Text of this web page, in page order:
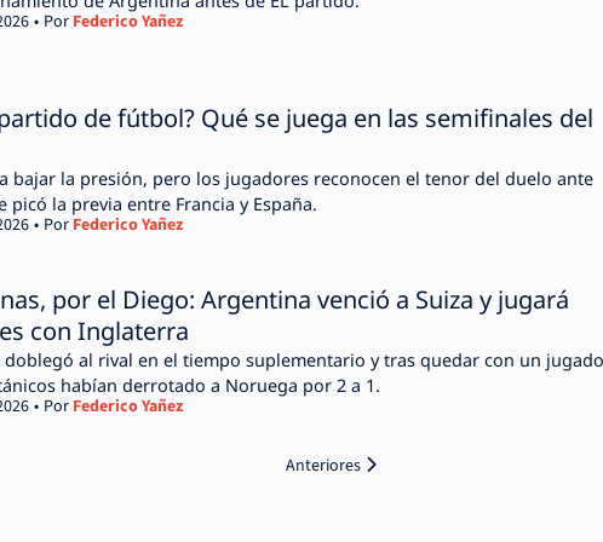
Por Federico Yañez
de fútbol? Qué se juega en las semifinales del
bajar la presión, pero los jugadores reconocen el tenor del duelo ante
picó la previa entre Francia y España.
Por Federico Yañez
por el Diego: Argentina venció a Suiza y jugará
con Inglaterra
doblegó al rival en el tiempo suplementario y tras quedar con un
habían derrotado a Noruega por 2 a 1.
Por Federico Yañez
Anteriores